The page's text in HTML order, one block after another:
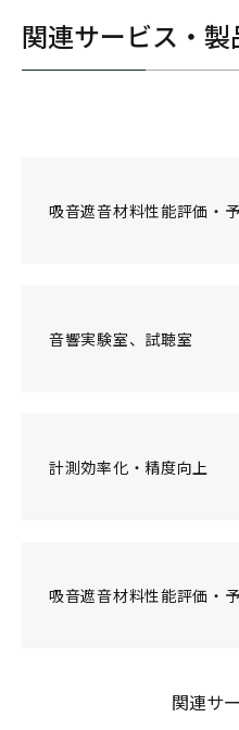
関連サービス・製
吸音遮音材料性能評価・
音響実験室、試聴室
計測効率化・精度向上
吸音遮音材料性能評価・
関連サ